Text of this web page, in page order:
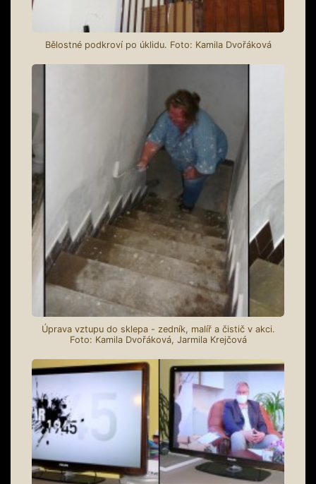
Bělostné podkroví po úklidu. Foto: Kamila Dvořáková
Úprava vztupu do sklepa - zedník, malíř a čistič v akci.
Foto: Kamila Dvořáková, Jarmila Krejčová